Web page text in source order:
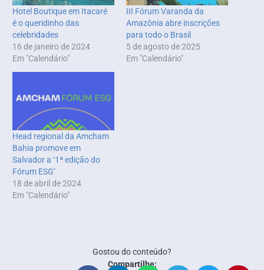
Hotel Boutique em Itacaré
é o queridinho das
celebridades
16 de janeiro de 2024
Em "Calendário"
III Fórum Varanda da
Amazônia abre inscrições
para todo o Brasil
5 de agosto de 2025
Em "Calendário"
Head regional da Amcham
Bahia promove em
Salvador a ‘1ª edição do
Fórum ESG’
18 de abril de 2024
Em "Calendário"
Gostou do conteúdo?
Compartilhe: